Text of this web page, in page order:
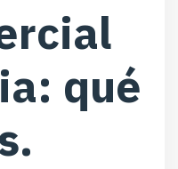
qué